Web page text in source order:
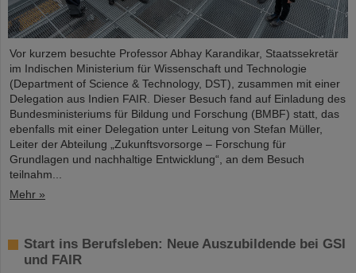
Vor kurzem besuchte Professor Abhay Karandikar, Staatssekretär
im Indischen Ministerium für Wissenschaft und Technologie
(Department of Science & Technology, DST), zusammen mit einer
Delegation aus Indien FAIR. Dieser Besuch fand auf Einladung des
Bundesministeriums für Bildung und Forschung (BMBF) statt, das
ebenfalls mit einer Delegation unter Leitung von Stefan Müller,
Leiter der Abteilung „Zukunftsvorsorge – Forschung für
Grundlagen und nachhaltige Entwicklung“, an dem Besuch
teilnahm...
Mehr »
Start ins Berufsleben: Neue Auszubildende bei GSI
und FAIR